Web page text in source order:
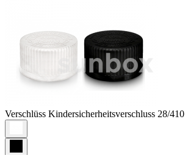
Verschlüss Kindersicherheitsverschluss 28/410